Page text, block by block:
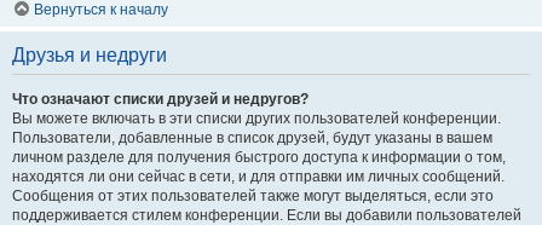
Вернуться к началу
Друзья и недруги
Что означают списки друзей и недругов?
Вы можете включать в эти списки других пользователей конференции.
Пользователи, добавленные в список друзей, будут указаны в вашем
личном разделе для получения быстрого доступа к информации о том,
находятся ли они сейчас в сети, и для отправки им личных сообщений.
Сообщения от этих пользователей также могут выделяться, если это
поддерживается стилем конференции. Если вы добавили пользователей